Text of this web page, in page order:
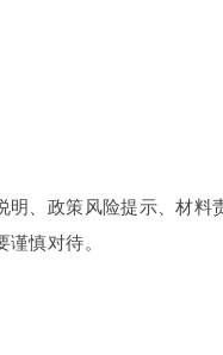
明、政策风险提示、材料
慎对待。